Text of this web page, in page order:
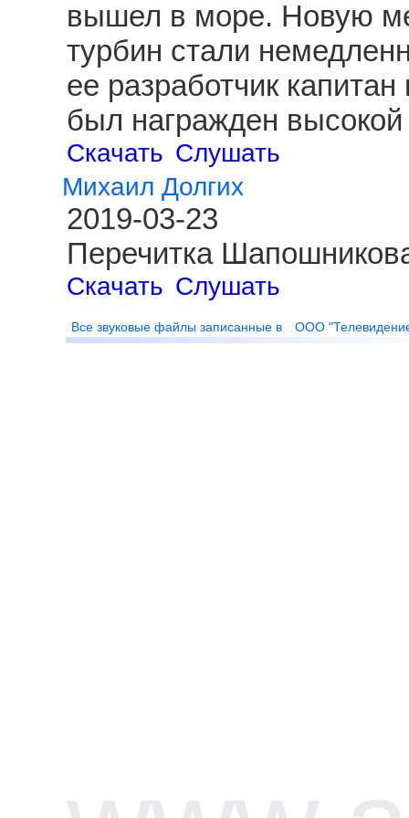
вышел в море. Новую
турбин стали
ее разработчик
был награжден
Скачать Слушать
Михаил Долгих
2019-03-23
Перечитка
Скачать Слушать
Все звуковые файлы записанные в ООО